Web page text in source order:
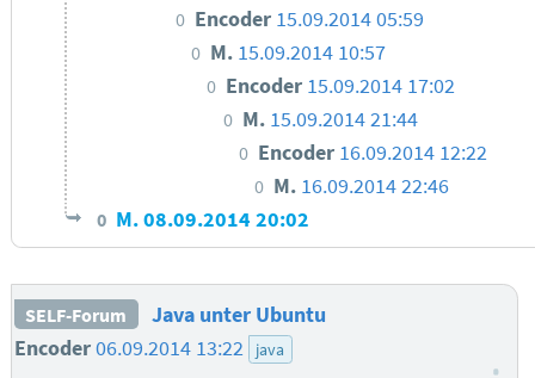
0 Encoder 15.09.2014 05:59
0 M. 15.09.2014 10:57
0 Encoder 15.09.2014 17:02
0 M. 15.09.2014 21:44
0 Encoder 16.09.2014 12:22
0 M. 16.09.2014 22:46
0 M.08.09.2014 20:02
SELF-Forum
Java unter Ubuntu
Encoder06.09.2014 13:22 java